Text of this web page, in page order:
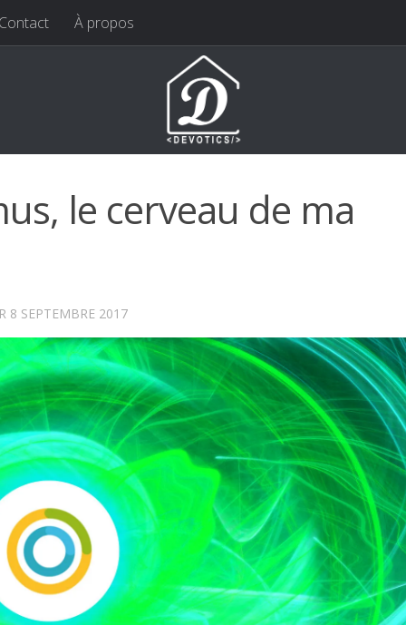
À propos
le cerveau de ma
8 SEPTEMBRE 2017